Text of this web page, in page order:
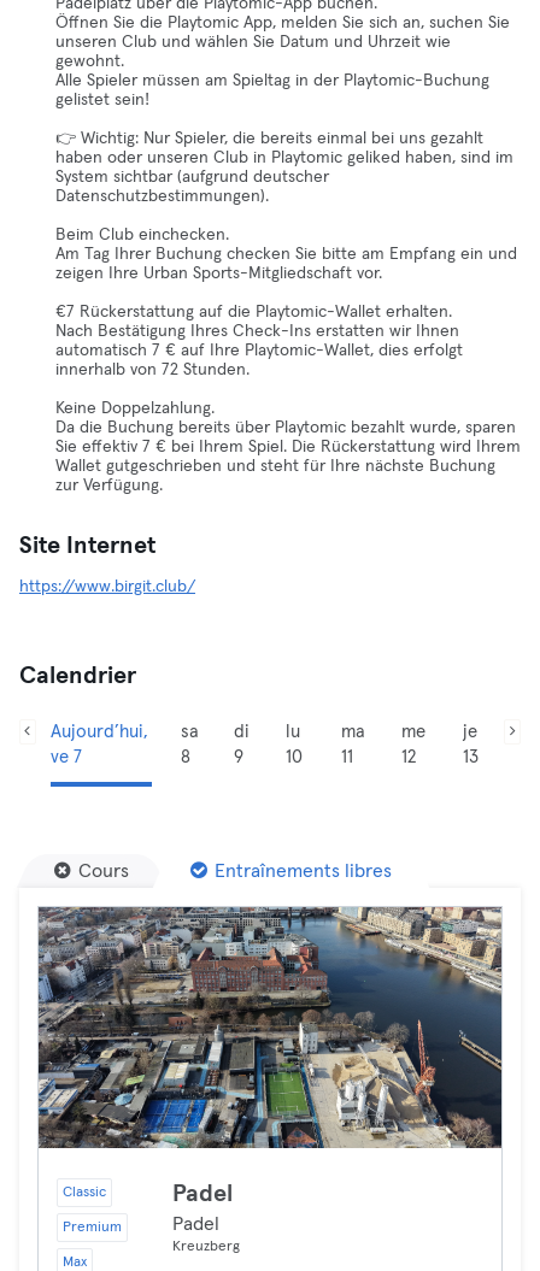
Padelplatz über die Playtomic-App buchen.
Öffnen Sie die Playtomic App, melden Sie sich an, suchen Sie
unseren Club und wählen Sie Datum und Uhrzeit wie
gewohnt.
Alle Spieler müssen am Spieltag in der Playtomic-Buchung
gelistet sein!
👉 Wichtig: Nur Spieler, die bereits einmal bei uns gezahlt
haben oder unseren Club in Playtomic geliked haben, sind im
System sichtbar (aufgrund deutscher
Datenschutzbestimmungen).
Beim Club einchecken.
Am Tag Ihrer Buchung checken Sie bitte am Empfang ein und
zeigen Ihre Urban Sports-Mitgliedschaft vor.
€7 Rückerstattung auf die Playtomic-Wallet erhalten.
Nach Bestätigung Ihres Check-Ins erstatten wir Ihnen
automatisch 7 € auf Ihre Playtomic-Wallet, dies erfolgt
innerhalb von 72 Stunden.
Keine Doppelzahlung.
Da die Buchung bereits über Playtomic bezahlt wurde, sparen
Sie effektiv 7 € bei Ihrem Spiel. Die Rückerstattung wird Ihrem
Wallet gutgeschrieben und steht für Ihre nächste Buchung
zur Verfügung.
Site Internet
https://www.birgit.club/
Calendrier
Aujourd’hui,
ve 7
sa
8
di
9
lu
10
ma
11
me
12
je
13
Cours Entraînements libres
Classic
Premium
Max
Padel
Padel
Kreuzberg